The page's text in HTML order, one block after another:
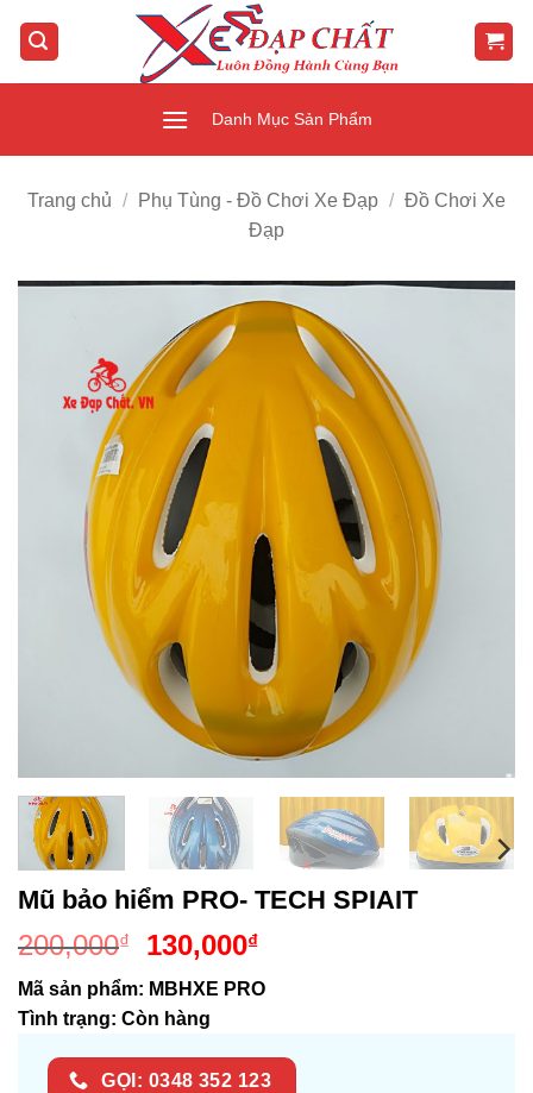
qua
Danh Mục Sản Phẩm
Trang chủ / Phụ Tùng - Đồ Chơi Xe Đạp / Đồ Chơi Xe
Đạp
Mũ bảo hiểm PRO- TECH SPIAIT
200,000₫
Giá
là:
200,000₫.
130,000₫Giá
tại
130,000₫.
Mã sản phẩm: MBHXE PRO
Tình trạng: Còn hàng
GỌI: 0348 352 123